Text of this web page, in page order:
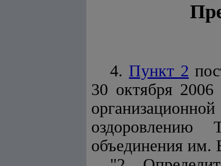
4. Пункт 2
30 октября
оздоровлению
объединения им.